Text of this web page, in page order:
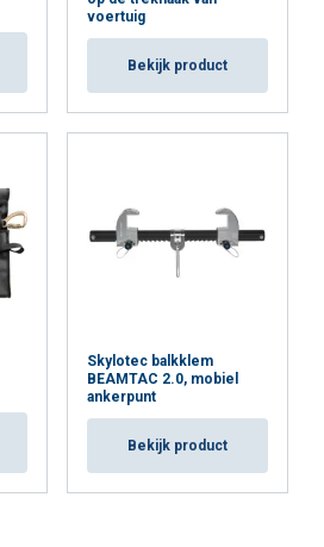
voertuig
Bekijk product
Skylotec balkklem
BEAMTAC 2.0, mobiel
ankerpunt
Bekijk product